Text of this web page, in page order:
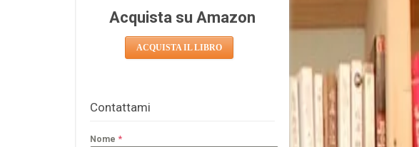
Acquista su Amazon
ACQUISTA IL LIBRO
Contattami
Nome *